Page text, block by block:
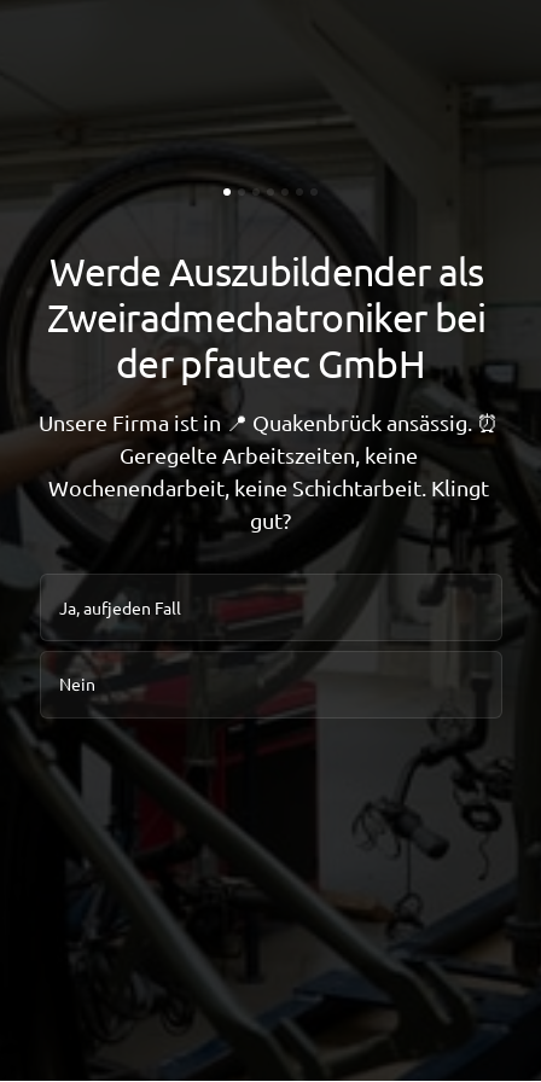
Werde Auszubildender als
Zweiradmechatroniker bei
der pfautec GmbH
Unsere Firma ist in 📍 Quakenbrück ansässig. ⏰
Geregelte Arbeitszeiten, keine
Wochenendarbeit, keine Schichtarbeit. Klingt
gut?
Ja, aufjeden Fall
Nein
Weiter zum nächsten Schritt